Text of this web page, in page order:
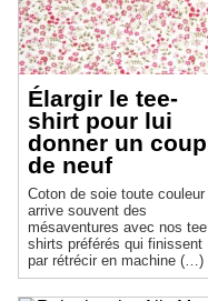
Élargir le tee-
shirt pour lui
donner un coup
de neuf
Coton de soie toute couleur Il
arrive souvent des
mésaventures avec nos tee
shirts préférés qui finissent
par rétrécir en machine (…)